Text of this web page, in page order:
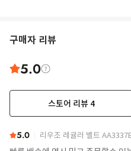
구매자 리뷰
5.0
스토어 리뷰 4
5.0 리우조 레귤러 벨트